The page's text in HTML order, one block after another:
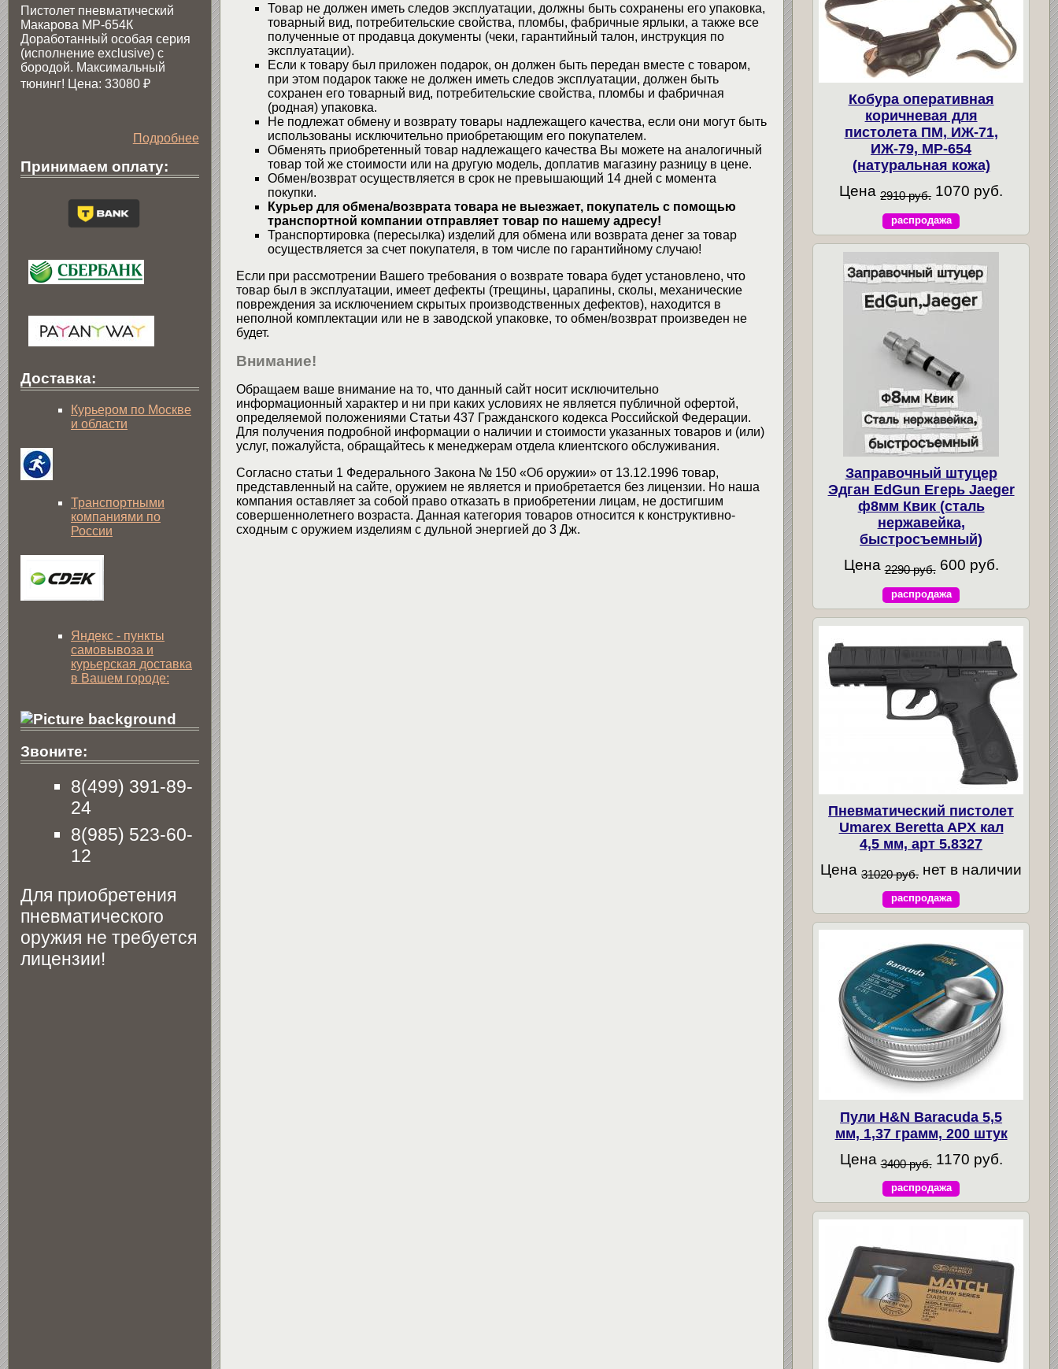
Товар не должен иметь следов эксплуатации, должны быть сохранены его упаковка,
товарный вид, потребительские свойства, пломбы, фабричные ярлыки, а также все
полученные от продавца документы (чеки, гарантийный талон, инструкция по
эксплуатации).
Если к товару был приложен подарок, он должен быть передан вместе с товаром,
при этом подарок также не должен иметь следов эксплуатации, должен быть
сохранен его товарный вид, потребительские свойства, пломбы и фабричная
(родная) упаковка.
Не подлежат обмену и возврату товары надлежащего качества, если они могут быть
использованы исключительно приобретающим его покупателем.
Обменять приобретенный товар надлежащего качества Вы можете на аналогичный
товар той же стоимости или на другую модель, доплатив магазину разницу в цене.
Обмен/возврат осуществляется в срок не превышающий 14 дней с момента
покупки.
Курьер для обмена/возврата товара не выезжает, покупатель с помощью
транспортной компании отправляет товар по нашему адресу!
Транспортировка (пересылка) изделий для обмена или возврата денег за товар
осуществляется за счет покупателя, в том числе по гарантийному случаю!
Если при рассмотрении Вашего требования о возврате товара будет установлено, что
товар был в эксплуатации, имеет дефекты (трещины, царапины, сколы, механические
повреждения за исключением скрытых производственных дефектов), находится в
неполной комплектации или не в заводской упаковке, то обмен/возврат произведен не
будет.
Внимание!
Обращаем ваше внимание на то, что данный сайт носит исключительно
информационный характер и ни при каких условиях не является публичной офертой,
определяемой положениями Статьи 437 Гражданского кодекса Российской Федерации.
Для получения подробной информации о наличии и стоимости указанных товаров и (или)
услуг, пожалуйста, обращайтесь к менеджерам отдела клиентского обслуживания.
Согласно статьи 1 Федерального Закона № 150 «Об оружии» от 13.12.1996 товар,
представленный на сайте, оружием не является и приобретается без лицензии. Но наша
компания оставляет за собой право отказать в приобретении лицам, не достигшим
совершеннолетнего возраста. Данная категория товаров относится к конструктивно-
сходным с оружием изделиям с дульной энергией до 3 Дж.
Пистолет пневматический
Макарова МР-654К
Доработанный особая серия
(исполнение exclusive) c
бородой. Максимальный
тюнинг! Цена: 33080 ₽
Подробнее
Принимаем оплату:
Доставка:
Курьером по Москве
и области
Транспортными
компаниями по
России
Яндекс - пункты
самовывоза и
курьерская доставка
в Вашем городе:
Звоните:
8(499) 391-89-
24
8(985) 523-60-
12
Для приобретения
пневматического
оружия не требуется
лицензии!
Кобура оперативная
коричневая для
пистолета ПМ, ИЖ-71,
ИЖ-79, МР-654
(натуральная кожа)
Цена 2910 руб. 1070 руб.
распродажа
Заправочный штуцер
Эдган EdGun Егерь Jaeger
ф8мм Квик (сталь
нержавейка,
быстросъемный)
Цена 2290 руб. 600 руб.
распродажа
Пневматический пистолет
Umarex Beretta APX кал
4,5 мм, арт 5.8327
Цена31020 руб. нет в наличии
распродажа
Пули H&N Baracuda 5,5
мм, 1,37 грамм, 200 штук
Цена 3400 руб. 1170 руб.
распродажа